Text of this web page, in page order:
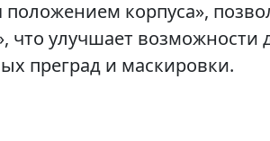
положением корпуса»,
что улучшает возможности
преград и маскировки.